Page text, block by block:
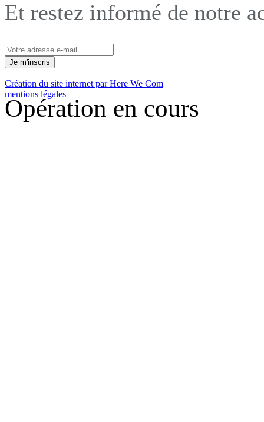
Et restez informé de notre
Création du site internet par Here We Com
mentions légales
Opération en cours